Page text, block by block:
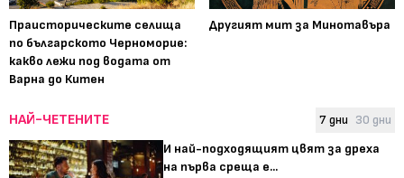
Праисторическите селища
по българското Черноморие:
какво лежи под водата от
Варна до Китен
Другият мит за Минотавъра
НАЙ-ЧЕТЕНИТЕ 7 дни 30 дни
И най-подходящият цвят за дреха
на първа среща е...